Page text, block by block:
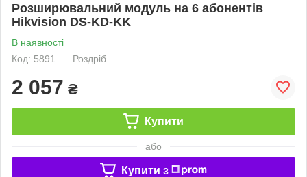
Розширювальний модуль на 6 абонентів
Hikvision DS-KD-KK
В наявності
Код: 5891
Роздріб
2 057 ₴
Купити
або
Купити з